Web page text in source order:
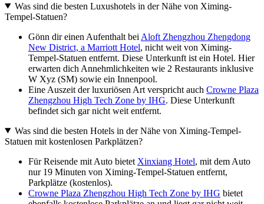
Was sind die besten Luxushotels in der Nähe von Ximing-
Tempel-Statuen?
Gönn dir einen Aufenthalt bei Aloft Zhengzhou Zhengdong
New District, a Marriott Hotel, nicht weit von Ximing-
Tempel-Statuen entfernt. Diese Unterkunft ist ein Hotel. Hier
erwarten dich Annehmlichkeiten wie 2 Restaurants inklusive
W Xyz (SM) sowie ein Innenpool.
Eine Auszeit der luxuriösen Art verspricht auch Crowne Plaza
Zhengzhou High Tech Zone by IHG. Diese Unterkunft
befindet sich gar nicht weit entfernt.
Was sind die besten Hotels in der Nähe von Ximing-Tempel-
Statuen mit kostenlosen Parkplätzen?
Für Reisende mit Auto bietet Xinxiang Hotel, mit dem Auto
nur 19 Minuten von Ximing-Tempel-Statuen entfernt,
Parkplätze (kostenlos).
Crowne Plaza Zhengzhou High Tech Zone by IHG bietet